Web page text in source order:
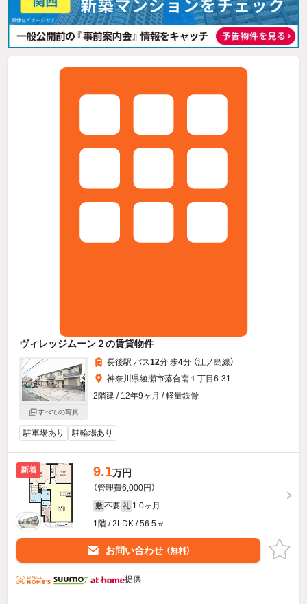
ヴィレッジムーン２の賃貸物件
すべての写真
長後駅 バス12分 歩4分 （江ノ島線）
神奈川県綾瀬市落合南１丁目6-31
2階建 / 12年9ヶ月 / 軽量鉄骨
駐車場あり 駐輪場あり
新着 9.1万円
（管理費6,000円）
敷 不要 礼 1.0ヶ月
1階 / 2LDK / 56.5㎡
お問い合わせ （無料）
提供